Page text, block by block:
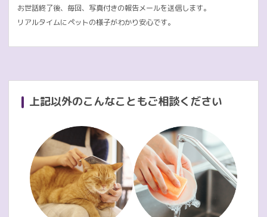
お世話終了後、毎回、写真付きの報告メールを送信します。
リアルタイムにペットの様子がわかり安心です。
上記以外のこんなこともご相談ください